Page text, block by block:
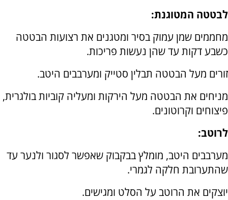
לבטטה המטוגנת:
מחממים שמן עמוק בסיר ומטגנים את רצועות הבטטה
כשבע דקות עד שהן נעשות פריכות.
זורים מעל הבטטה תבלין סטייק ומערבבים היטב.
מניחים את הבטטה מעל הירקות ומעליה קוביות בולגרית,
פיצוחים וקרוטונים.
לרוטב:
מערבבים היטב, מומלץ בבקבוק שאפשר לסגור ולנער עד
שהתערובת חלקה לגמרי.
יוצקים את הרוטב על הסלט ומגישים.